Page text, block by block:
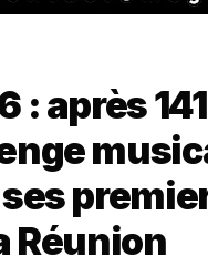
: après 141
ses
Réunion